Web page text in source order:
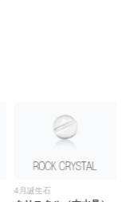
4月誕生石